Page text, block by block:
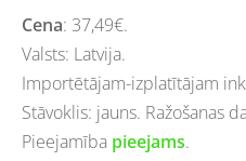
Cena: 37,49€.
Valsts: Latvija.
Importētājam-izplatītājam
Stāvoklis: jauns. Ražošanas
Pieejamība pieejams.